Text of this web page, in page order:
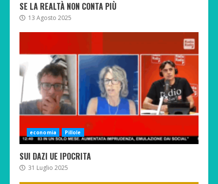
SE LA REALTÀ NON CONTA PIÙ
13 Agosto 2025
economia Pillole
SUI DAZI UE IPOCRITA
31 Luglio 2025